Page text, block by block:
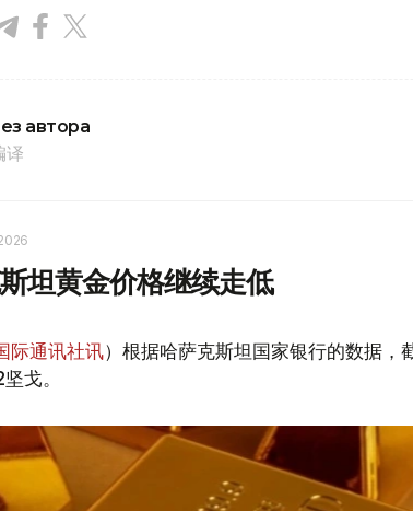
автора
译
坦黄金价格继续走低
际通讯社讯）根据哈萨克斯坦国家银行的数据
戈。